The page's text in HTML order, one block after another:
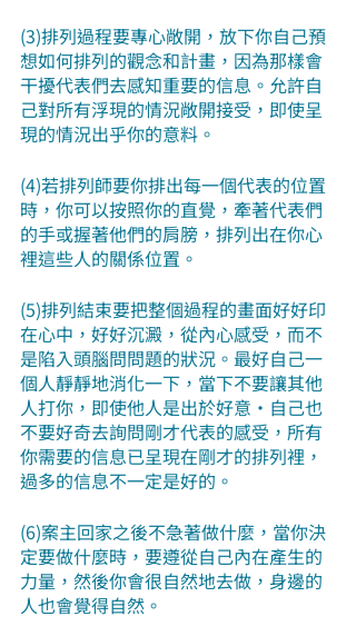
(3)排列過程要專心敞開，放下你自己預
想如何排列的觀念和計畫，因為那樣會
干擾代表們去感知重要的信息。允許自
己對所有浮現的情況敞開接受，即使呈
現的情況出乎你的意料。
(4)若排列師要你排出每一個代表的位置
時，你可以按照你的直覺，牽著代表們
的手或握著他們的肩膀，排列出在你心
裡這些人的關係位置。
(5)排列結束要把整個過程的畫面好好印
在心中，好好沉澱，從內心感受，而不
是陷入頭腦問問題的狀況。最好自己一
個人靜靜地消化一下，當下不要讓其他
人打你，即使他人是出於好意·自己也
不要好奇去詢問剛才代表的感受，所有
你需要的信息已呈現在剛才的排列裡，
過多的信息不一定是好的。
(6)案主回家之後不急著做什麼，當你決
定要做什麼時，要遵從自己內在產生的
力量，然後你會很自然地去做，身邊的
人也會覺得自然。